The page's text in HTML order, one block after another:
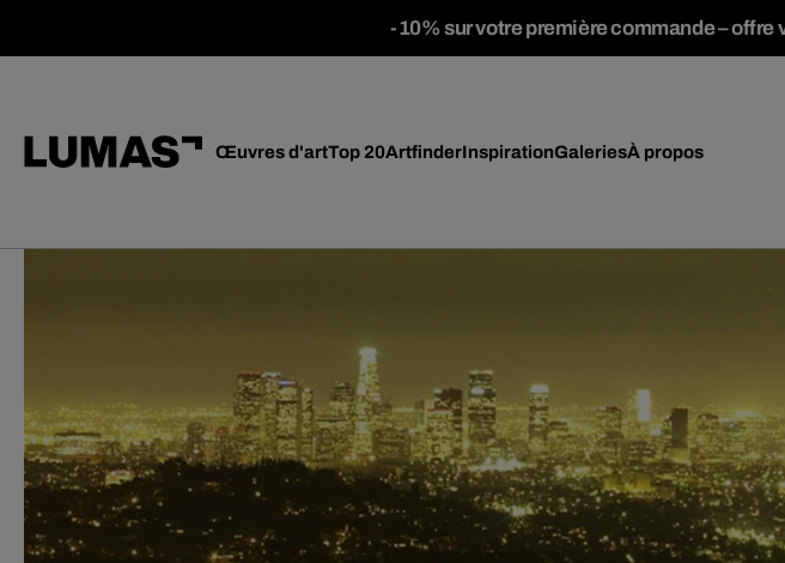
-10% sur votre première commande – offre
Œuvres d'artTop 20ArtfinderInspirationGaleriesÀ propos